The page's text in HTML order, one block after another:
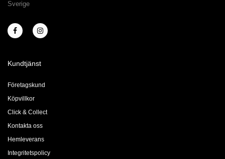
Sverige
Kundtjänst
Företagskund
Köpvillkor
Click & Collect
Kontakta oss
Hemleverans
Integritetspolicy